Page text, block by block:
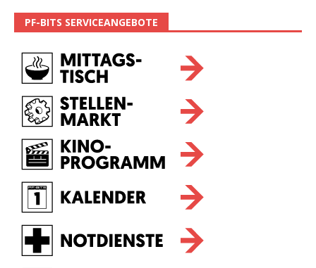
PF-BITS SERVICEANGEBOTE